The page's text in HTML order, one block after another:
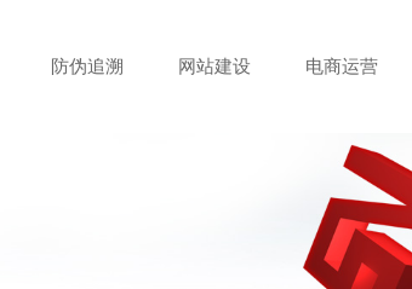
防伪追溯 网站建设 电商运营